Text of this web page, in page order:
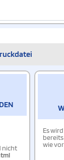
nicht
Es
wie